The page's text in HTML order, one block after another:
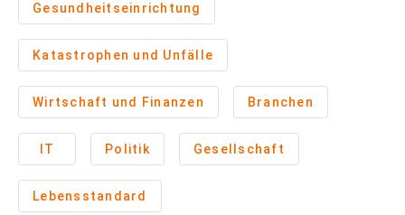
Gesundheitseinrichtung
Katastrophen und Unfälle
Wirtschaft und Finanzen Branchen
IT Politik Gesellschaft
Lebensstandard